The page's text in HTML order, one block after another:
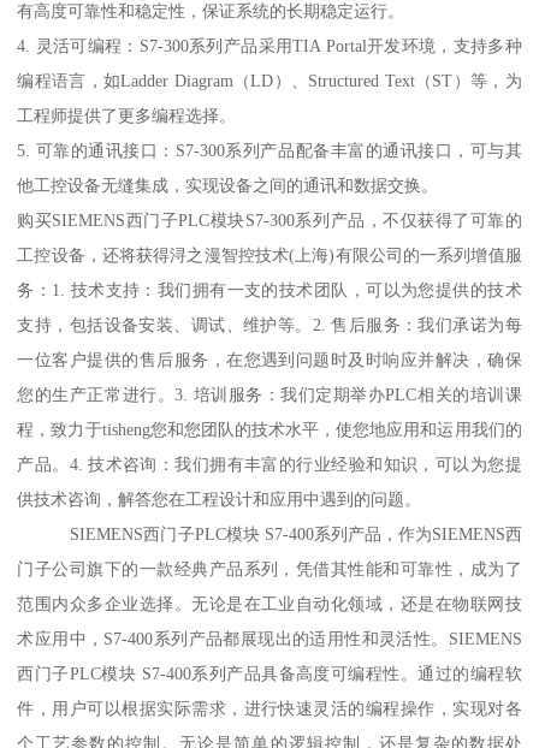
有高度可靠性和稳定性，保证系统的长期稳定运行。
4. 灵活可编程：S7-300系列产品采用TIA Portal开发环境，支持多种
编程语言，如Ladder Diagram（LD）、Structured Text（ST）等，为
工程师提供了更多编程选择。
5. 可靠的通讯接口：S7-300系列产品配备丰富的通讯接口，可与其
他工控设备无缝集成，实现设备之间的通讯和数据交换。
购买SIEMENS西门子PLC模块S7-300系列产品，不仅获得了可靠的
工控设备，还将获得浔之漫智控技术(上海)有限公司的一系列增值服
务：1. 技术支持：我们拥有一支的技术团队，可以为您提供的技术
支持，包括设备安装、调试、维护等。2. 售后服务：我们承诺为每
一位客户提供的售后服务，在您遇到问题时及时响应并解决，确保
您的生产正常进行。3. 培训服务：我们定期举办PLC相关的培训课
程，致力于tisheng您和您团队的技术水平，使您地应用和运用我们的
产品。4. 技术咨询：我们拥有丰富的行业经验和知识，可以为您提
供技术咨询，解答您在工程设计和应用中遇到的问题。
SIEMENS西门子PLC模块 S7-400系列产品，作为SIEMENS西
门子公司旗下的一款经典产品系列，凭借其性能和可靠性，成为了
范围内众多企业选择。无论是在工业自动化领域，还是在物联网技
术应用中，S7-400系列产品都展现出的适用性和灵活性。SIEMENS
西门子PLC模块 S7-400系列产品具备高度可编程性。通过的编程软
件，用户可以根据实际需求，进行快速灵活的编程操作，实现对各
个工艺参数的控制。无论是简单的逻辑控制，还是复杂的数据处